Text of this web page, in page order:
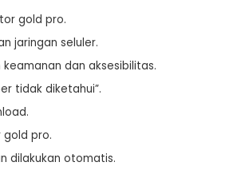
gold pro.
jaringan seluler.
dan aksesibilitas.
tidak diketahui”.
gold pro.
dilakukan otomatis.